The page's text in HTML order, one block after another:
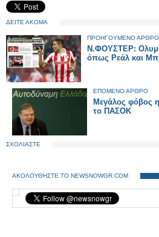
ΔΕΙΤΕ ΑΚΟΜΑ
ΠΡΟΗΓΟΥΜΕΝΟ ΑΡΘΡΟ
Ν.ΦΟΥΣΤΕΡ:
όπως Ρεάλ και
ΕΠΟΜΕΝΟ ΑΡΘΡΟ
Μεγάλος φόβος
το ΠΑΣΟΚ
ΣΧΟΛΙΑΣΤΕ
ΑΚΟΛΟΥΘΗΣΤΕ ΤΟ NEWSNOWGR.COM